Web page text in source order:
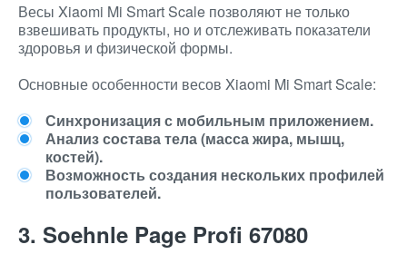
Весы Xiaomi Mi Smart Scale позволяют не только
взвешивать продукты, но и отслеживать показатели
здоровья и физической формы.
Основные особенности весов Xiaomi Mi Smart Scale:
Синхронизация с мобильным приложением.
Анализ состава тела (масса жира, мышц,
костей).
Возможность создания нескольких профилей
пользователей.
3. Soehnle Page Profi 67080